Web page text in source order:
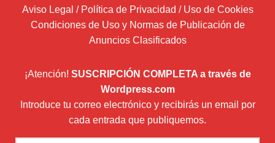
Aviso Legal / Política de Privacidad / Uso de Cookies
Condiciones de Uso y Normas de Publicación de
Anuncios Clasificados
¡Atención! SUSCRIPCIÓN COMPLETA a través de
Wordpress.com
Introduce tu correo electrónico y recibirás un email por
cada entrada que publiquemos.